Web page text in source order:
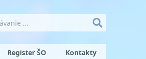
Register ŠO Kontakty